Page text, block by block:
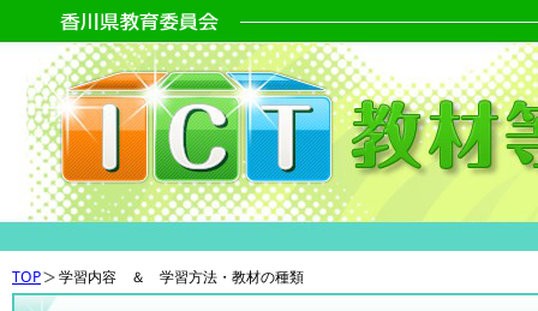
TOP 学習内容 ＆ 学習方法・教材の種類